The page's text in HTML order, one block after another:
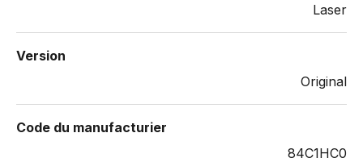
Laser
Version
Original
Code du manufacturier
84C1HC0